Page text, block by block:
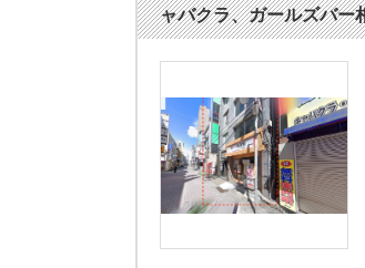
ャバクラ、ガールズバ